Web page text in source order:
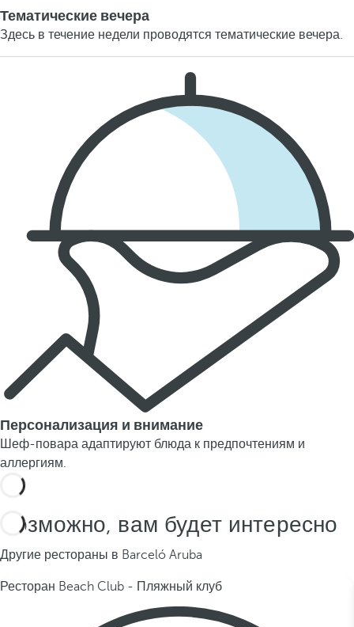
Тематические вечера
Здесь в течение недели проводятся тематические вечера.
Персонализация и внимание
Шеф-повара адаптируют блюда к предпочтениям и
аллергиям.
Возможно, вам будет интересно
Другие рестораны в Barceló Aruba
Ресторан Beach Club - Пляжный клуб